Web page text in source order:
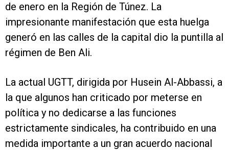
de enero en la Región de Túnez. La
impresionante manifestación que esta huelga
generó en las calles de la capital dio la puntilla al
régimen de Ben Ali.
La actual UGTT, dirigida por Husein Al-Abbassi, a
la que algunos han criticado por meterse en
política y no dedicarse a las funciones
estrictamente sindicales, ha contribuido en una
medida importante a un gran acuerdo nacional